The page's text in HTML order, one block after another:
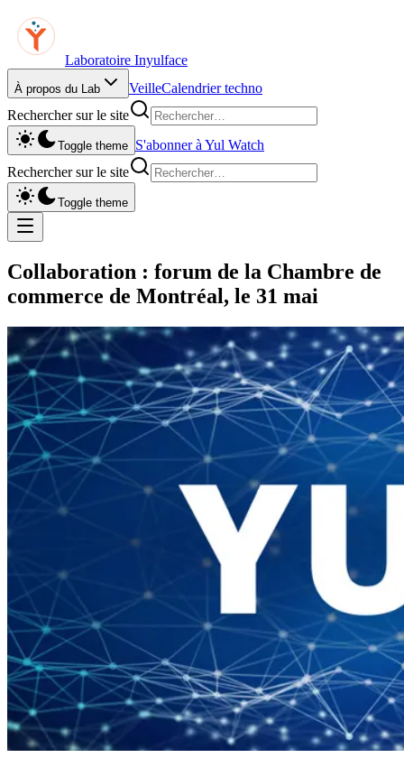
Laboratoire Inyulface
À propos du Lab VeilleCalendrier techno
Rechercher sur le site
Toggle theme S'abonner à Yul Watch
Rechercher sur le site
Toggle theme
Collaboration : forum de la Chambre de
commerce de Montréal, le 31 mai